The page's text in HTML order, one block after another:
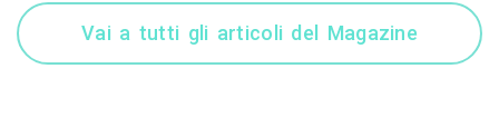
Vai a tutti gli articoli del Magazine